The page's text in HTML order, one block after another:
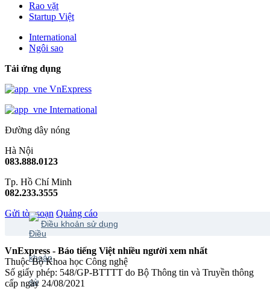
Rao vặt
Startup Việt
International
Ngôi sao
Tải ứng dụng
VnExpress
International
Đường dây nóng
Hà Nội
083.888.0123
Tp. Hồ Chí Minh
082.233.3555
Gửi tòa soạn Quảng cáo
Điều khoản sử dụng
VnExpress - Báo tiếng Việt nhiều người xem nhất
Thuộc Bộ Khoa học Công nghệ
Số giấy phép: 548/GP-BTTTT do Bộ Thông tin và Truyền thông
cấp ngày 24/08/2021